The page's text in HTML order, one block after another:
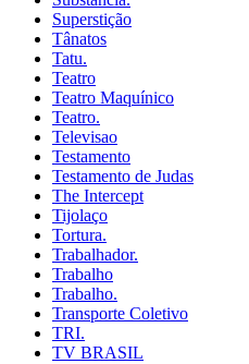
Superstição
Tânatos
Tatu.
Teatro
Teatro Maquínico
Teatro.
Televisao
Testamento
Testamento de Judas
The Intercept
Tijolaço
Tortura.
Trabalhador.
Trabalho
Trabalho.
Transporte Coletivo
TRI.
TV BRASIL